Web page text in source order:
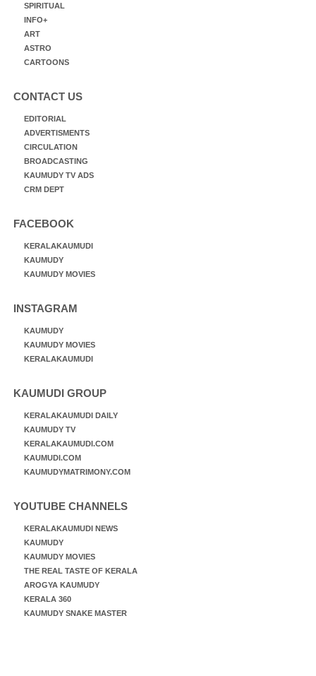
SPIRITUAL
INFO+
ART
ASTRO
CARTOONS
CONTACT US
EDITORIAL
ADVERTISMENTS
CIRCULATION
BROADCASTING
KAUMUDY TV ADS
CRM DEPT
FACEBOOK
KERALAKAUMUDI
KAUMUDY
KAUMUDY MOVIES
INSTAGRAM
KAUMUDY
KAUMUDY MOVIES
KERALAKAUMUDI
KAUMUDI GROUP
KERALAKAUMUDI DAILY
KAUMUDY TV
KERALAKAUMUDI.COM
KAUMUDI.COM
KAUMUDYMATRIMONY.COM
YOUTUBE CHANNELS
KERALAKAUMUDI NEWS
KAUMUDY
KAUMUDY MOVIES
THE REAL TASTE OF KERALA
AROGYA KAUMUDY
KERALA 360
KAUMUDY SNAKE MASTER